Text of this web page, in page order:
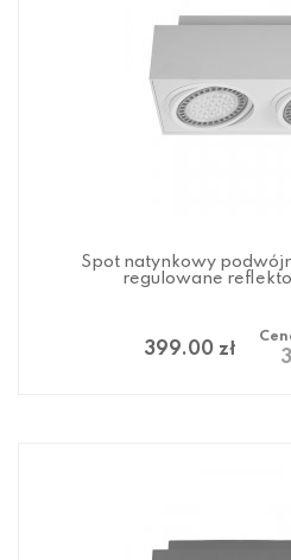
Spot natynkowy
regulowane
399.00 zł